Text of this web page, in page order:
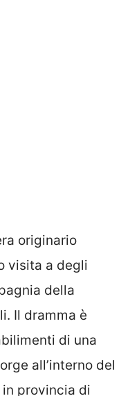
originario
visita a degli
della
Il dramma è
di una
all’interno del
provincia di